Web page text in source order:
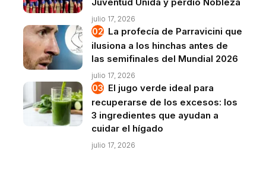
julio 17, 2026
La profecía de Parravicini que
ilusiona a los hinchas antes de
las semifinales del Mundial 2026
julio 17, 2026
El jugo verde ideal para
recuperarse de los excesos: los
3 ingredientes que ayudan a
cuidar el hígado
julio 17, 2026